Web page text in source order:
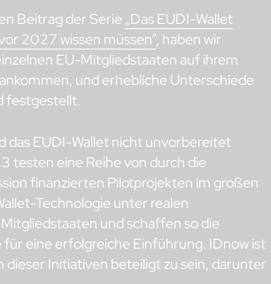
Beitrag der Serie „Das EUDI-Wallet
2027 wissen müssen”, haben wir
EU-Mitgliedstaaten auf ihrem
und erhebliche Unterschiede
festgestellt.
das EUDI-Wallet nicht unvorbereitet
testen eine Reihe von durch die
finanzierten Pilotprojekten im großen
Technologie unter realen
und schaffen so die
eine erfolgreiche Einführung. IDnow ist
dieser Initiativen beteiligt zu sein, darunter